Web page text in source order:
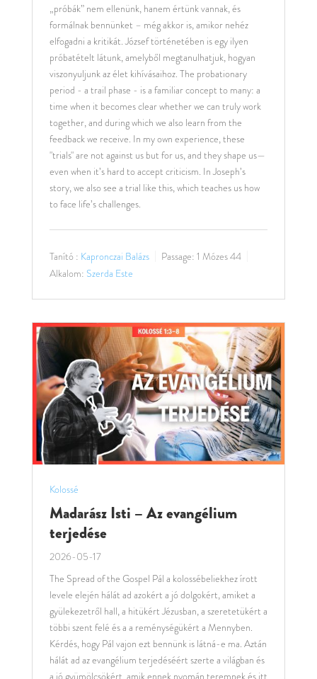
„próbák” nem ellenünk, hanem értünk vannak, és
formálnak bennünket – még akkor is, amikor nehéz
elfogadni a kritikát. József történetében is egy ilyen
próbatételt látunk, amelyből megtanulhatjuk, hogyan
viszonyuljunk az élet kihívásaihoz. The probationary
period - a trail phase - is a familiar concept to many: a
time when it becomes clear whether we can truly work
together, and during which we also learn from the
feedback we receive. In my own experience, these
"trials" are not against us but for us, and they shape us—
even when it’s hard to accept criticism. In Joseph’s
story, we also see a trial like this, which teaches us how
to face life’s challenges.
Tanító : Kapronczai Balázs Passage: 1 Mózes 44
Alkalom: Szerda Este
Kolossé
Madarász Isti – Az evangélium
terjedése
2026-05-17
The Spread of the Gospel Pál a kolossébeliekhez írott
levele elején hálát ad azokért a jó dolgokért, amiket a
gyülekezetről hall, a hitükért Jézusban, a szeretetükért a
többi szent felé és a a reménységükért a Mennyben.
Kérdés, hogy Pál vajon ezt bennünk is látná-e ma. Aztán
hálát ad az evangélium terjedéséért szerte a világban és